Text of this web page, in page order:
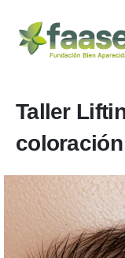
Taller
coloración